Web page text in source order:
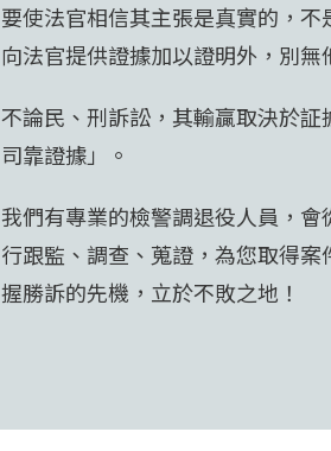
要使法官相信其主張是真實的，
向法官提供證據加以證明外，別無
不論民、刑訴訟，其輸贏取決於
司靠證據」。
我們有專業的檢警調退役人員，
行跟監、調查、蒐證，為您取得
握勝訴的先機，立於不敗之地！